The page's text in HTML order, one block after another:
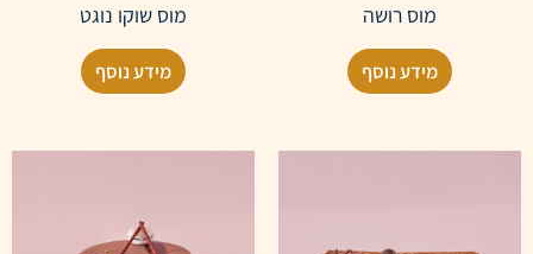
מוס רושה
מידע נוסף
מוס שוקו נוגט
מידע נוסף